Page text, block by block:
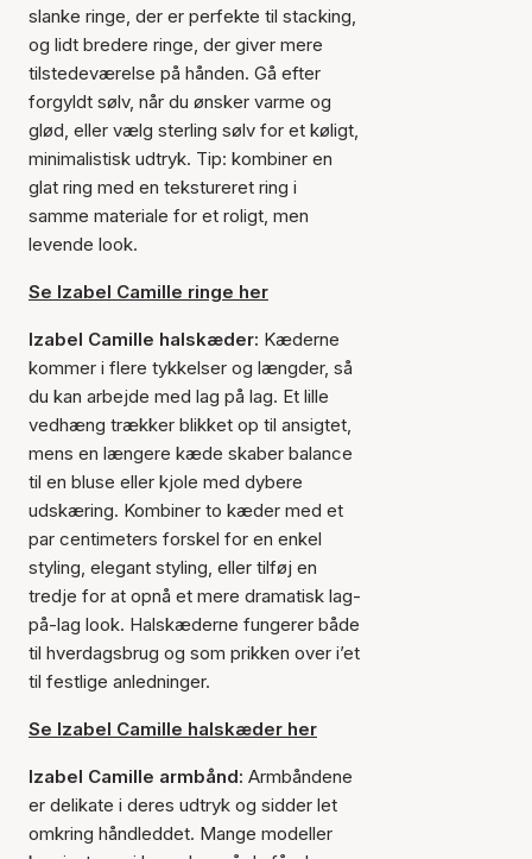
slanke ringe, der er perfekte til stacking,
og lidt bredere ringe, der giver mere
tilstedeværelse på hånden. Gå efter
forgyldt sølv, når du ønsker varme og
glød, eller vælg sterling sølv for et køligt,
minimalistisk udtryk. Tip: kombiner en
glat ring med en tekstureret ring i
samme materiale for et roligt, men
levende look.
Se Izabel Camille ringe her
Izabel Camille halskæder: Kæderne
kommer i flere tykkelser og længder, så
du kan arbejde med lag på lag. Et lille
vedhæng trækker blikket op til ansigtet,
mens en længere kæde skaber balance
til en bluse eller kjole med dybere
udskæring. Kombiner to kæder med et
par centimeters forskel for en enkel
styling, elegant styling, eller tilføj en
tredje for at opnå et mere dramatisk lag-
på-lag look. Halskæderne fungerer både
til hverdagsbrug og som prikken over i’et
til festlige anledninger.
Se Izabel Camille halskæder her
Izabel Camille armbånd: Armbåndene
er delikate i deres udtryk og sidder let
omkring håndleddet. Mange modeller